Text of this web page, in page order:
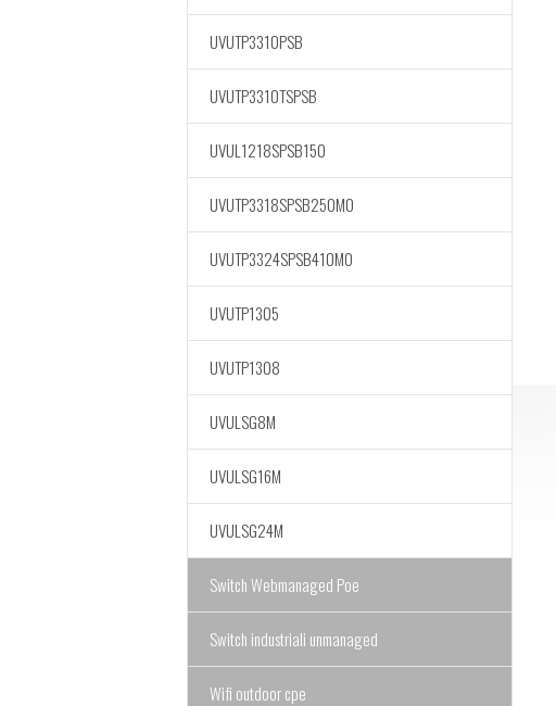
UVUTP3310PSB
UVUTP3310TSPSB
UVUL1218SPSB150
UVUTP3318SPSB250M0
UVUTP3324SPSB410M0
UVUTP1305
UVUTP1308
UVULSG8M
UVULSG16M
UVULSG24M
Switch Webmanaged Poe
Switch industriali unmanaged
Wifi outdoor cpe